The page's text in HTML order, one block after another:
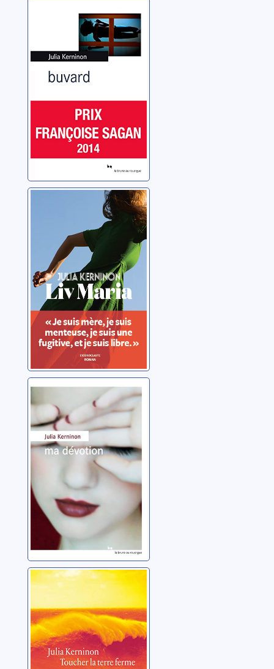
Buvard: une
biographie de
Caroline N.
Spacek
Kerninon, Julia
Ma dévotion
Kerninon, Julia
Toucher la terre
Kerninon, Julia